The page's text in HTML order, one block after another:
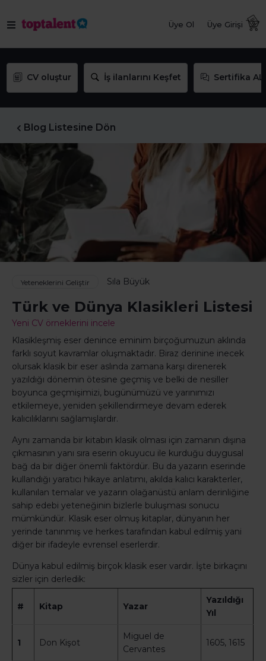
Üye Ol Üye Girişi
CV oluştur İş ilanlarını Keşfet Sertifika AL
Blog Listesine Dön
Yeteneklerini Geliştir Sıla Büyük
Türk ve Dünya Klasikleri Listesi
Yeni CV örneklerini incele
Klasikleşmiş eser denince eminim birçoğumuzun aklında
farklı soyut kavramlar oluşmaktadır. Biraz derinine inecek
olursak klasik bir eser aslında zamana karşı direnerek
yazıldığı dönemin ötesine geçmiş ve belki de nesiller
boyunca geçmişimizi, bugünümüzü ve yarınımızı
etkilemeye, yeniden şekillendirmeye devam ederek
kalıcılıklarını sağlamışlardır.
Aynı zamanda bir kitabın klasik olması için zamanın dışına
çıkmasının yanı sıra eserin okuyucu ile kurduğu duygusal
bağ da bir diğer önemli faktördür. Bu da yazarın eserinde
kullandığı yaratıcı hikaye anlatımı, akılda kalıcı karakterler,
kullanılan temalar ve yazarın olağanüstü anlam derinliğine
sahip edebi yeteneğinin bizlerle buluşması sonucu
mümkündür. Klasik eser olmuş kitaplar, dünyanın her
yerinde tanınmış ve herkes tarafından kabul edilmiş yani
diğer bir ifadeyle evrensel eserlerdir.
Dünya kabul edilmiş birçok klasik eser vardır. İşte birkaçını
sizler için derledik:
# Kitap Yazar
Yazıldığı
Yıl
1 Don Kişot
Miguel de
Cervantes
1605, 1615